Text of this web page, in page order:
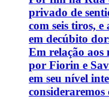
privado de
com seis tiros,
em decúbito
Em relação aos
por Fiorin e
em seu nível
consideraremos